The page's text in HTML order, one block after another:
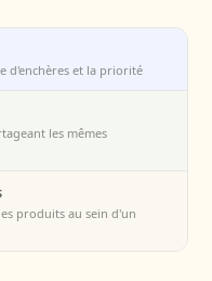
d'enchères et la priorité
les mêmes
produits au sein d'un